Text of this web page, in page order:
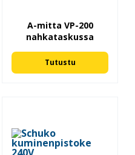
A-mitta VP-200
nahkataskussa
Tutustu